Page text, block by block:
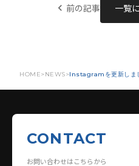
chevron_left 前の記事 一覧
HOME NEWS Instagramを更新しま
CONTACT
お問い合わせはこちらから